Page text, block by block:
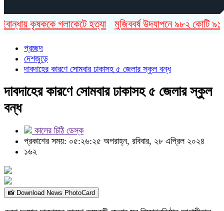
কৃষককে গলাকেটে হত্যা মুজিববর্ষ উদযাপনে ৯৮২ কোটি ৯১
প্রচ্ছদ
দেশজুড়ে
দাবদাহের কারণে সোমবার ঢাকাসহ ৫ জেলার স্কুল বন্ধ
দাবদাহের কারণে সোমবার ঢাকাসহ ৫ জেলার স্কুল
বন্ধ
কালের চিঠি ডেস্ক
প্রকাশের সময়: ০৫:২৬:২৫ অপরাহ্ন, রবিবার, ২৮ এপ্রিল ২০২৪
১৬২
📸 Download News PhotoCard